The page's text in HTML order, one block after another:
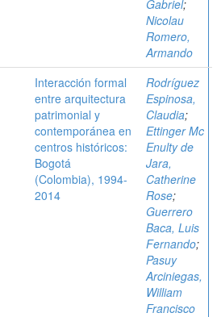
Gabriel;
Nicolau
Romero,
Armando
Interacción formal
entre arquitectura
patrimonial y
contemporánea en
centros históricos:
Bogotá
(Colombia), 1994-
2014
Rodríguez
Espinosa,
Claudia;
Ettinger Mc
Enulty de
Jara,
Catherine
Rose;
Guerrero
Baca, Luis
Fernando;
Pasuy
Arciniegas,
William
Francisco